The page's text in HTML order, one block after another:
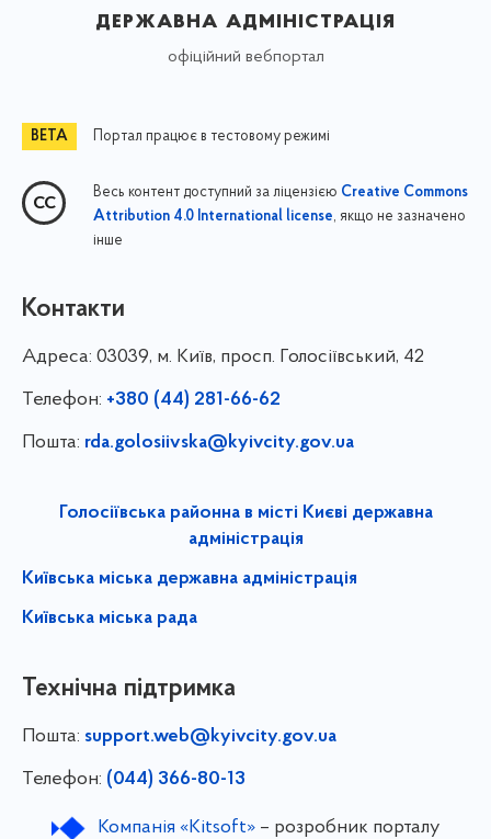
державна адміністрація
офіційний вебпортал
Портал працює в тестовому режимі
Весь контент доступний за ліцензією Creative Commons
Attribution 4.0 International license, якщо не зазначено
інше
Контакти
Адреса: 03039, м. Київ, просп. Голосіївський, 42
Телефон: +380 (44) 281-66-62
Пошта: rda.golosiivska@kyivcity.gov.ua
Голосіївська районна в місті Києві державна
адміністрація
Київська міська державна адміністрація
Київська міська рада
Технічна підтримка
Пошта: support.web@kyivcity.gov.ua
Телефон: (044) 366-80-13
Компанія «Kitsoft»– розробник порталу